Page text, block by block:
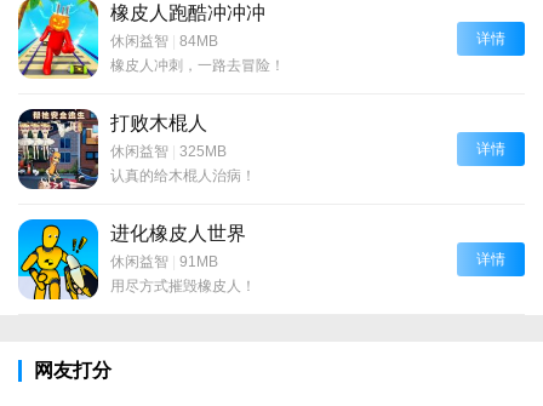
橡皮人跑酷冲冲冲
休闲益智 | 84MB
橡皮人冲刺，一路去冒险！
详情
打败木棍人
休闲益智 | 325MB
认真的给木棍人治病！
详情
进化橡皮人世界
休闲益智 | 91MB
用尽方式摧毁橡皮人！
详情
网友打分